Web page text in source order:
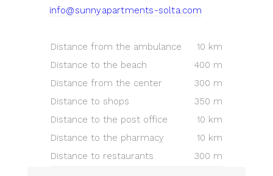
info@sunnyapartments-solta.com
Distance from the ambulance
10 km
Distance to the beach
400 m
Distance from the center
300 m
Distance to shops
350 m
Distance to the post office
10 km
Distance to the pharmacy
10 km
Distance to restaurants
300 m